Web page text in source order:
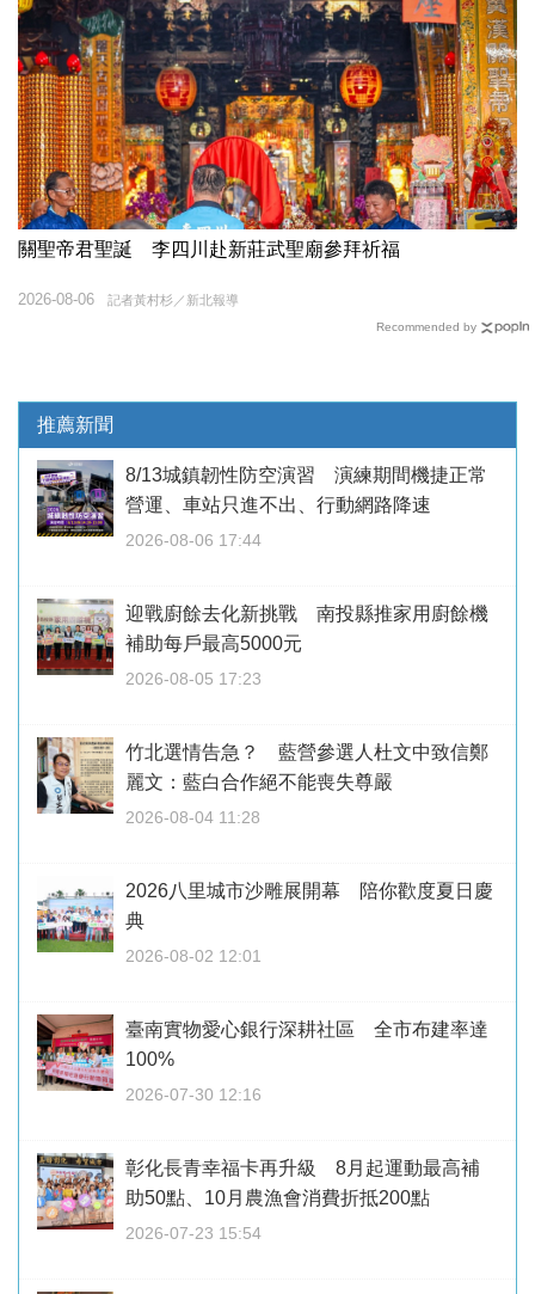
關聖帝君聖誕 李四川赴新莊武聖廟參拜祈福
記者黃村杉／新北報導
2026-08-06
Recommended by
推薦新聞
8/13城鎮韌性防空演習 演練期間機捷正常
營運、車站只進不出、行動網路降速
2026-08-06 17:44
迎戰廚餘去化新挑戰 南投縣推家用廚餘機
補助每戶最高5000元
2026-08-05 17:23
竹北選情告急？ 藍營參選人杜文中致信鄭
麗文：藍白合作絕不能喪失尊嚴
2026-08-04 11:28
2026八里城市沙雕展開幕 陪你歡度夏日慶
典
2026-08-02 12:01
臺南實物愛心銀行深耕社區 全市布建率達
100%
2026-07-30 12:16
彰化長青幸福卡再升級 8月起運動最高補
助50點、10月農漁會消費折抵200點
2026-07-23 15:54